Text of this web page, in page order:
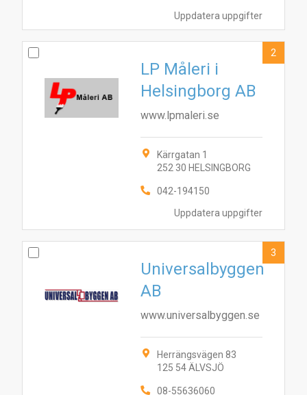
Uppdatera uppgifter
Uppdatera uppgifter
LP Måleri i
Helsingborg AB
www.lpmaleri.se
Kärrgatan 1
252 30 HELSINGBORG
042-194150
2
Universalbyggen
AB
www.universalbyggen.se
Herrängsvägen 83
125 54 ÄLVSJÖ
08-55636060
3